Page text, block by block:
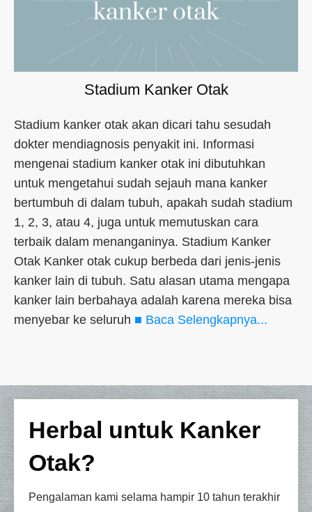
Stadium Kanker Otak
Stadium kanker otak akan dicari tahu sesudah
dokter mendiagnosis penyakit ini. Informasi
mengenai stadium kanker otak ini dibutuhkan
untuk mengetahui sudah sejauh mana kanker
bertumbuh di dalam tubuh, apakah sudah stadium
1, 2, 3, atau 4, juga untuk memutuskan cara
terbaik dalam menanganinya. Stadium Kanker
Otak Kanker otak cukup berbeda dari jenis-jenis
kanker lain di tubuh. Satu alasan utama mengapa
kanker lain berbahaya adalah karena mereka bisa
menyebar ke seluruh ■ Baca Selengkapnya...
Herbal untuk Kanker
Otak?
Pengalaman kami selama hampir 10 tahun terakhir